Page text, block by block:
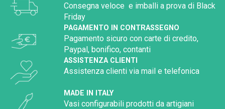
Consegna veloce e imballi a prova di Black
Friday
PAGAMENTO IN CONTRASSEGNO
Pagamento sicuro con carte di credito,
Paypal, bonifico, contanti
ASSISTENZA CLIENTI
Assistenza clienti via mail e telefonica
MADE IN ITALY
Vasi configurabili prodotti da artigiani